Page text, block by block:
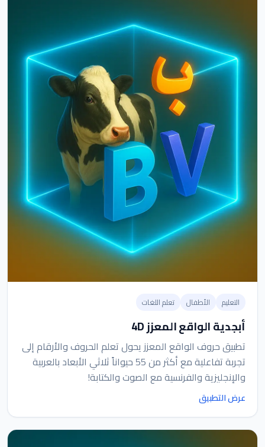
التعليم الأطفال تعلم اللغات
أبجدية الواقع المعزز 4D
تطبيق حروف الواقع المعزز يحول تعلم الحروف والأرقام إلى
تجربة تفاعلية مع أكثر من 55 حيواناً ثلاثي الأبعاد بالعربية
والإنجليزية والفرنسية مع الصوت والكتابة!
عرض التطبيق